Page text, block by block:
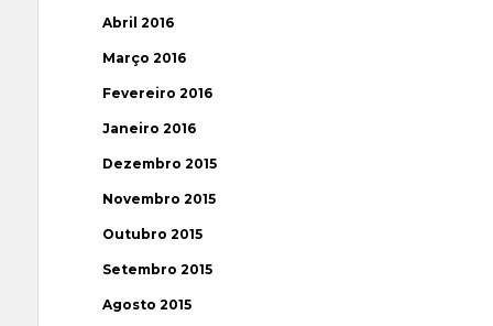
Abril 2016
Março 2016
Fevereiro 2016
Janeiro 2016
Dezembro 2015
Novembro 2015
Outubro 2015
Setembro 2015
Agosto 2015